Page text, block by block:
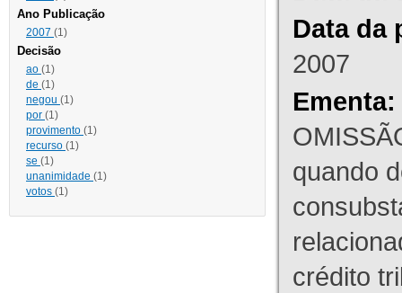
Ano Publicação
2007 (1)
Decisão
ao (1)
de (1)
negou (1)
por (1)
provimento (1)
recurso (1)
se (1)
unanimidade (1)
votos (1)
Data da
2007
Ementa:
quando
crédito